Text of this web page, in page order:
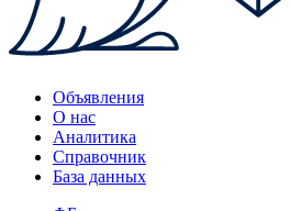
Объявления
О нас
Аналитика
Справочник
База данных